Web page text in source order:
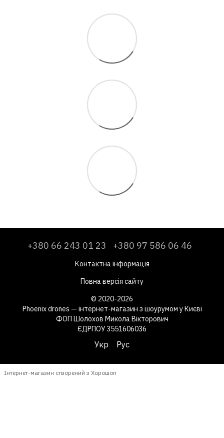
+380 66 243 01 23 +380 97 586 06 46
Контактна інформація
Повна версія сайту
© 2020-2026
Phoenix drones — інтернет-магазин з шоурумом у Києві
ФОП Шолохов Микола Вікторович
ЄДРПОУ 3551606036
Укр Рус
Інтернет-магазин створений з Хорошоп